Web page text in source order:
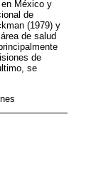
México y
de
(1979) y
de salud
de
se